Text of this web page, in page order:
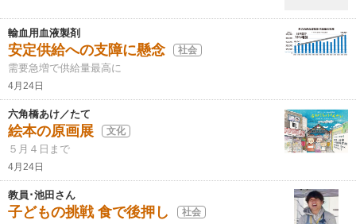
輸血用血液製剤
安定供給への支障に懸念 社会
需要急増で供給量最高に
4月24日
六角橋あけ／たて
絵本の原画展 文化
５月４日まで
4月24日
教員･池田さん
子どもの挑戦 食で後押し 社会